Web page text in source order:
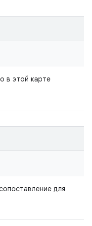
в этой карте
для